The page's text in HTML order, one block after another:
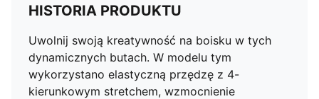
MxSG: Odpowiednie do użytku na miękkich
powierzchniach naturalnych
HISTORIA PRODUKTU
Uwolnij swoją kreatywność na boisku w tych
dynamicznych butach. W modelu tym
wykorzystano elastyczną przędzę z 4-
kierunkowym stretchem, wzmocnienie